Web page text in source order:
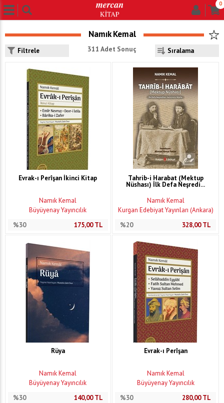
0
Namık Kemal
Filtrele 311 Adet Sonuç
Evrak-ı Perîşan İkinci Kitap
Namık Kemal
Büyüyenay Yayıncılık
%30
175,00TL
Tahrib-i Harabat (Mektup
Nüshası) İlk Defa Neşredi...
Namık Kemal
Kurgan Edebiyat Yayınları (Ankara)
%20
328,00TL
Rüya
Namık Kemal
Büyüyenay Yayıncılık
%30
140,00TL
Evrak-ı Perîşan
Namık Kemal
Büyüyenay Yayıncılık
%30
280,00TL